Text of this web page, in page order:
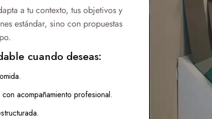
a tu contexto, tus objetivos y
estándar, sino con propuestas
cuando deseas:
acompañamiento profesional.